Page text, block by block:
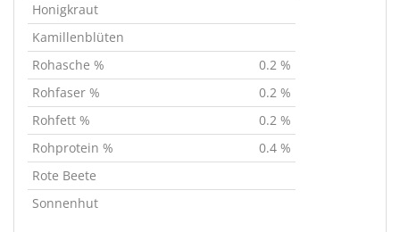
Honigkraut
Kamillenblüten
Rohasche %
0.2 %
Rohfaser %
0.2 %
Rohfett %
0.2 %
Rohprotein %
0.4 %
Rote Beete
Sonnenhut